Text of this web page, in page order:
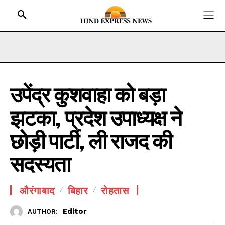
HOME
BIHAR
JHARKHAND
UTTAR PRADESH
MADHYA PRADESH
NATIONAL NEWS
CRIME NEWS
उपेंद्र कुशवाहा को बड़ा
झटका, प्रदेश उपाध्यक्ष ने
छोड़ी पार्टी, ली राजद की
सदस्यता
औरंगाबाद बिहार रोहतास
AUTHOR: Editor